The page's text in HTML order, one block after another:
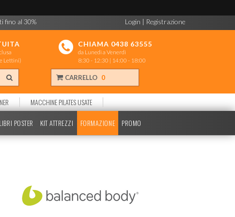
fino al 30% Login | Registrazione
Lettini)
CHIAMA 0438 63555
da Lunedì a Venerdì
8:30 - 12:30 | 14:00 - 18:00
CARRELLO 0
MACCHINE PILATES USATE
LIBRI POSTER KIT ATTREZZI FORMAZIONE PROMO